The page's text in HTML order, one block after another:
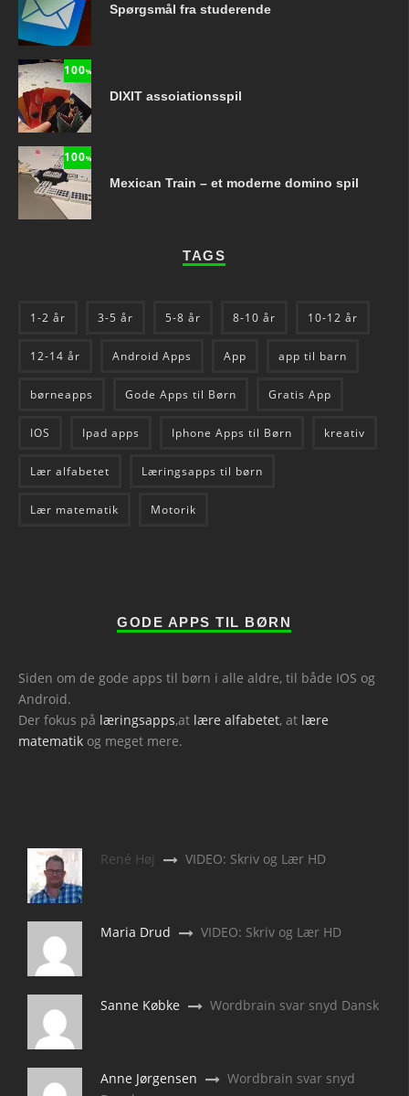
Spørgsmål fra studerende
100%
DIXIT assoiationsspil
100%
Mexican Train – et moderne domino spil
TAGS
1-2 år 3-5 år 5-8 år 8-10 år 10-12 år
12-14 år Android Apps App app til barn
børneapps Gode Apps til Børn Gratis App
IOS Ipad apps Iphone Apps til Børn kreativ
Lær alfabetet Læringsapps til børn
Lær matematik Motorik
GODE APPS TIL BØRN
Siden om de gode apps til børn i alle aldre, til både IOS og
Android.
Der fokus på læringsapps,at lære alfabetet, at lære
matematik og meget mere.
René Høj VIDEO: Skriv og Lær HD
Maria Drud VIDEO: Skriv og Lær HD
Sanne Købke Wordbrain svar snyd Dansk
Anne Jørgensen
Wordbrain svar snyd